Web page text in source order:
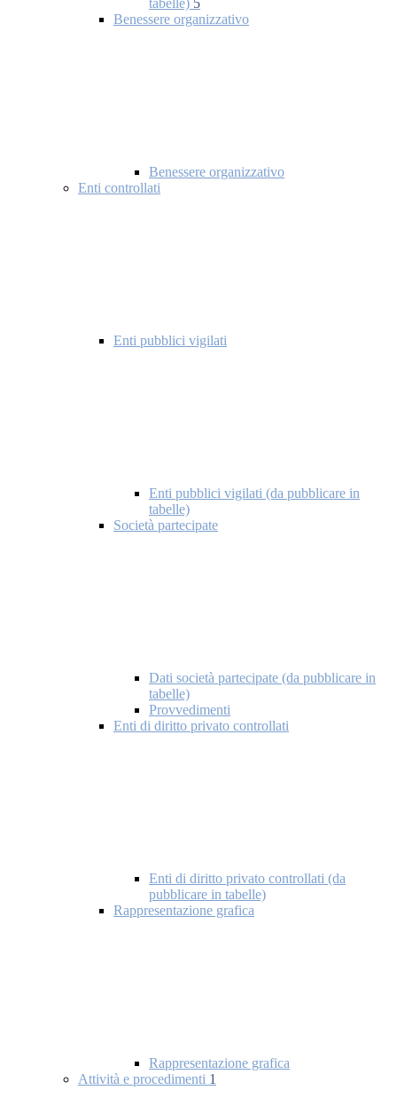
tabelle) 5
Benessere organizzativo
Benessere organizzativo
Enti controllati
Enti pubblici vigilati
Enti pubblici vigilati (da pubblicare in
tabelle)
Società partecipate
Dati società partecipate (da pubblicare in
tabelle)
Provvedimenti
Enti di diritto privato controllati
Enti di diritto privato controllati (da
pubblicare in tabelle)
Rappresentazione grafica
Rappresentazione grafica
Attività e procedimenti 1